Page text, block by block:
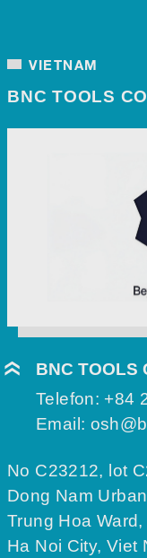
VIETNAM
BNC TOOLS
BNC TOOLS
Telefon: +84
Email:
No C23212, lot
Dong Nam
Trung Hoa
Ha Noi City, Viet